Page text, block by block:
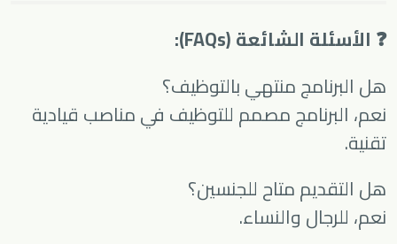
❓ الأسئلة الشائعة (FAQs):
هل البرنامج منتهي بالتوظيف؟
نعم، البرنامج مصمم للتوظيف في مناصب قيادية
تقنية.
هل التقديم متاح للجنسين؟
نعم، للرجال والنساء.